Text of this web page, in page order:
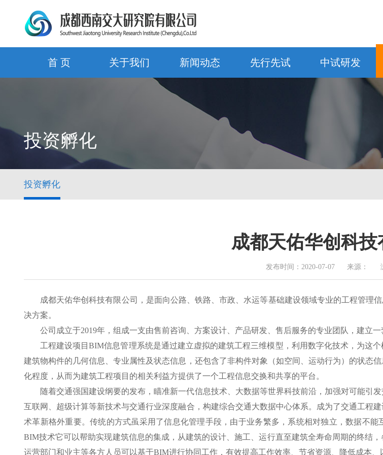
首 页 关于我们 新闻动态 先行先试 中试研发
投资孵化
投资孵化
成都天佑华创科技
发布时间：2020-07-07 来源：
成都天佑华创科技有限公司，是面向公路、铁路、市政、水运等基础建设领域专业的工程管
决方案。
公司成立于2019年，组成一支由售前咨询、方案设计、产品研发、售后服务的专业团队，建立一
工程建设项目BIM信息管理系统是通过建立虚拟的建筑工程三维模型，利用数字化技术，为这
建筑物构件的几何信息、专业属性及状态信息，还包含了非构件对象（如空间、运动行为）的状态
化程度，从而为建筑工程项目的相关利益方提供了一个工程信息交换和共享的平台。
随着交通强国建设纲要的发布，瞄准新一代信息技术、大数据等世界科技前沿，加强对可能引
互联网、超级计算等新技术与交通行业深度融合，构建综合交通大数据中心体系。成为了交通工程
术革新格外重要。传统的方式虽采用了信息化管理手段，由于业务繁多，系统相对独立，数据不
BIM技术它可以帮助实现建筑信息的集成，从建筑的设计、施工、运行直至建筑全寿命周期的终结
运营部门和业主等各方人员可以基于BIM进行协同工作，有效提高工作效率、节省资源、降低成本、